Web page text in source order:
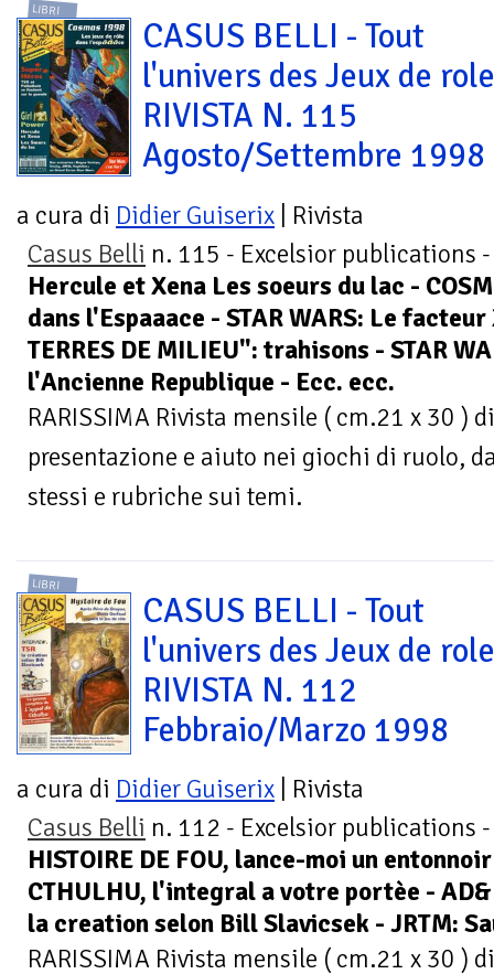
LIBRI
CASUS BELLI - Tout
l'univers des Jeux de
RIVISTA N. 115
Agosto/Settembre 1998
a cura di Didier Guiserix | Rivista
Casus Belli n. 115 - Excelsior publications
Hercule et Xena Les soeurs du lac -
dans l'Espaaace - STAR WARS: Le facteur
TERRES DE MILIEU": trahisons - STAR
l'Ancienne Republique - Ecc. ecc.
RARISSIMA Rivista mensile ( cm.21 x 30 )
presentazione e aiuto nei giochi di ruolo,
stessi e rubriche sui temi.
LIBRI
CASUS BELLI - Tout
l'univers des Jeux de
RIVISTA N. 112
Febbraio/Marzo 1998
a cura di Didier Guiserix | Rivista
Casus Belli n. 112 - Excelsior publications
HISTOIRE DE FOU, lance-moi un
CTHULHU, l'integral a votre portèe -
la creation selon Bill Slavicsek - JRTM:
RARISSIMA Rivista mensile ( cm.21 x 30 )